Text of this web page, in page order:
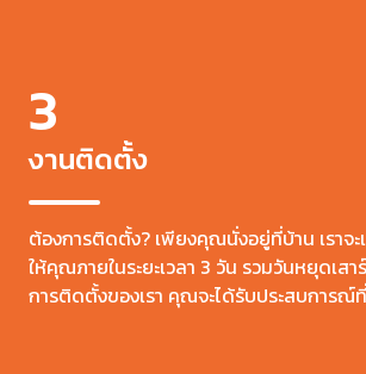
3
งานติดตั้ง
ต้องการติดตั้ง? เพียงคุณนั่งอยู่ที่บ้าน เราจ
ให้คุณภายในระยะเวลา 3 วัน รวมวันหยุดเส
การติดตั้งของเรา คุณจะได้รับประสบการณ์